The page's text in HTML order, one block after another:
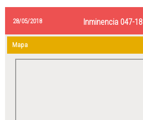
28/05/2018 Inminencia 047-18
Mapa